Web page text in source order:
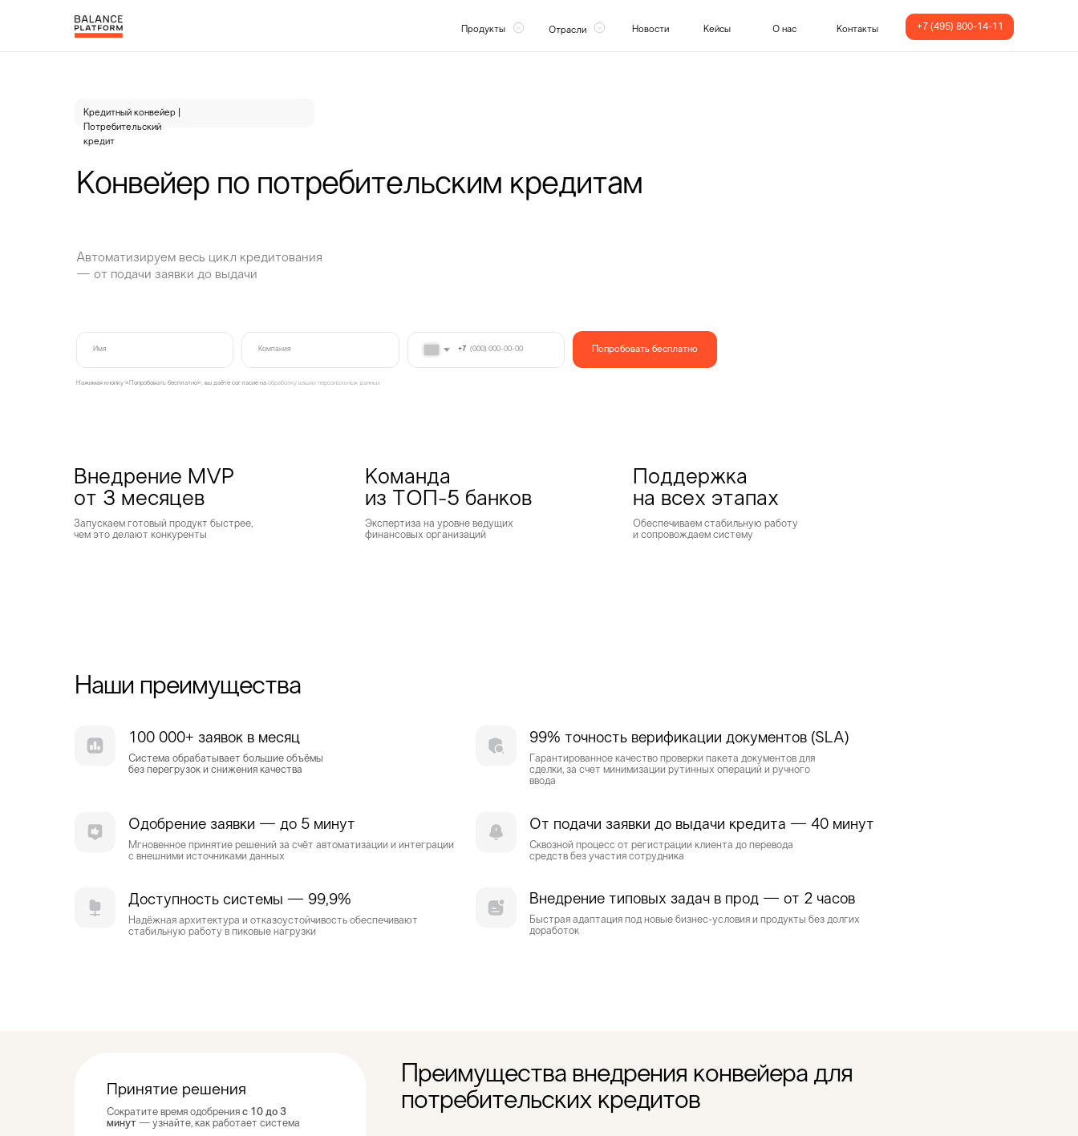
Контакты
О нас
Кейсы
Новости
Отрасли
Продукты +7 (495) 800-14-11
Кредитный конвейер |
Потребительский
кредит
Автоматизируем весь цикл кредитования
— от подачи заявки до выдачи
Конвейер по потребительским кредитам
+7 Попробовать бесплатно
Нажимая кнопку «Попробовать бесплатно», вы даёте согласие на обработку ваших персональных данных
Запускаем готовый продукт быстрее,
чем это делают конкуренты
Внедрение MVP
от 3 месяцев
Экспертиза на уровне ведущих
финансовых организаций
Команда
из ТОП-5 банков
Обеспечиваем стабильную работу
и сопровождаем систему
Поддержка
на всех этапах
Наши преимущества
Система обрабатывает большие объёмы
без перегрузок и снижения качества
100 000+ заявок в месяц
Мгновенное принятие решений за счёт автоматизации и интеграции
с внешними источниками данных
Одобрение заявки — до 5 минут
Надёжная архитектура и отказоустойчивость обеспечивают
стабильную работу в пиковые нагрузки
Доступность системы — 99,9%
Гарантированное качество проверки пакета документов для
сделки, за счет минимизации рутинных операций и ручного
ввода
99% точность верификации документов (SLA)
Сквозной процесс от регистрации клиента до перевода
средств без участия сотрудника
От подачи заявки до выдачи кредита — 40 минут
Быстрая адаптация под новые бизнес-условия и продукты без долгих
доработок
Внедрение типовых задач в прод — от 2 часов
Принятие решения
Сократите время одобрения с 10 до 3
минут — узнайте, как работает система
Преимущества внедрения конвейера для
потребительских кредитов